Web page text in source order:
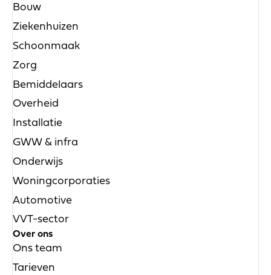
Bouw
Ziekenhuizen
Schoonmaak
Zorg
Bemiddelaars
Overheid
Installatie
GWW & infra
Onderwijs
Woningcorporaties
Automotive
VVT-sector
Over ons
Ons team
Tarieven